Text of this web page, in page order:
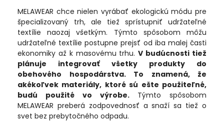
MELAWEAR chce nielen vyrábať ekologickú módu pre
špecializovaný trh, ale tiež sprístupniť udržateľné
textílie naozaj všetkým. Týmto spôsobom môžu
udržateľné textílie postupne prejsť od iba malej časti
ekonomiky až k masovému trhu.V budúcnosti tiež
plánuje integrovať všetky produkty do
obehového hospodárstva. To znamená, že
akékoľvek materiály, ktoré sú ešte použiteľné,
budú použité vo výrobe. Týmto spôsobom
MELAWEAR preberá zodpovednosť a snaží sa tiež o
svet bez prebytočného odpadu.